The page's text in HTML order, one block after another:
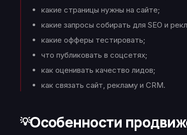
какие страницы нужны на сайте;
какие запросы собирать для SEO и
какие офферы тестировать;
что публиковать в соцсетях;
как оценивать качество лидов;
как связать сайт, рекламу и CRM.
💡Особенности